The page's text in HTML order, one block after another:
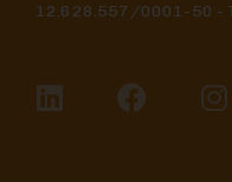
12.628.557/0001-50 -